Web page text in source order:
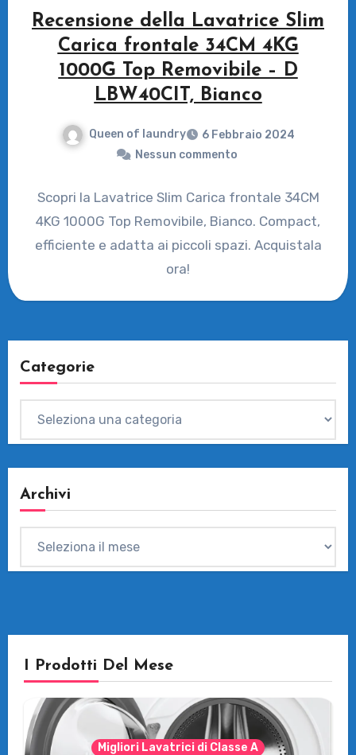
Recensione della Lavatrice Slim
Carica frontale 34CM 4KG
1000G Top Removibile – D
LBW40CIT, Bianco
Queen of laundry
6 Febbraio 2024
Nessun commento
Scopri la Lavatrice Slim Carica frontale 34CM
4KG 1000G Top Removibile, Bianco. Compact,
efficiente e adatta ai piccoli spazi. Acquistala
ora!
Categorie
Archivi
I Prodotti Del Mese
Migliori Lavatrici di Classe A